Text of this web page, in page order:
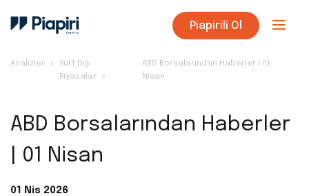
Piapirili Ol
Analizler
Yurt Dışı
Piyasalar
ABD Borsalarından Haberler | 01
Nisan
ABD Borsalarından Haberler
| 01 Nisan
01 Nis 2026